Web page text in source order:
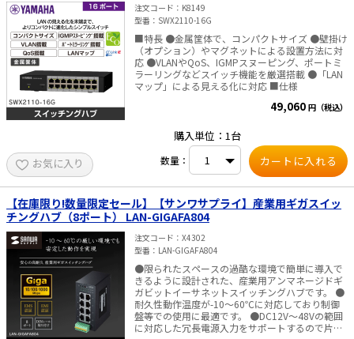
注文コード
K8149
型番
SWX2110-16G
■特長 ●金属筐体で、コンパクトサイズ ●壁掛け
（オプション）やマグネットによる設置方法に対
応 ●VLANやQoS、IGMPスヌーピング、ポートミ
ラーリングなどスイッチ機能を厳選搭載 ●「LAN
マップ」による見える化に対応 ■仕様
49,060 円（税込）
お気に入り
購入単位：1台
数量：
【在庫限り!数量限定セール】【サンワサプライ】産業用ギガスイッ
チングハブ（8ポート） LAN-GIGAFA804
注文コード
X4302
型番
LAN-GIGAFA804
●限られたスペースの過酷な環境で簡単に導入で
きるように設計された、産業用アンマネージドギ
ガビットイーサネットスイッチングハブです。 ●
耐久性動作温度が-10～60℃に対応しており制御
盤等での使用に最適です。 ●DC12V～48Vの範囲
に対応した冗長電源入力をサポートするので片方